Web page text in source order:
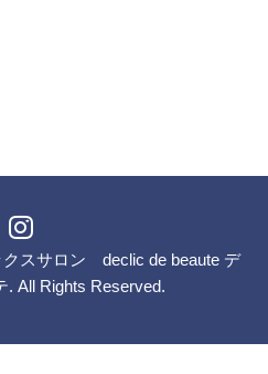
クスサロン declic de beaute デ
. All Rights Reserved.